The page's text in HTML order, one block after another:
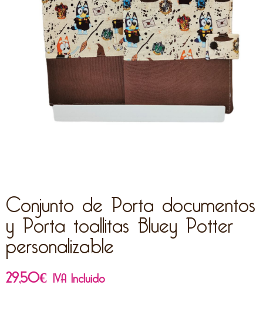
Conjunto de Porta documentos
y Porta toallitas Bluey Potter
personalizable
29,50€ IVA Incluido